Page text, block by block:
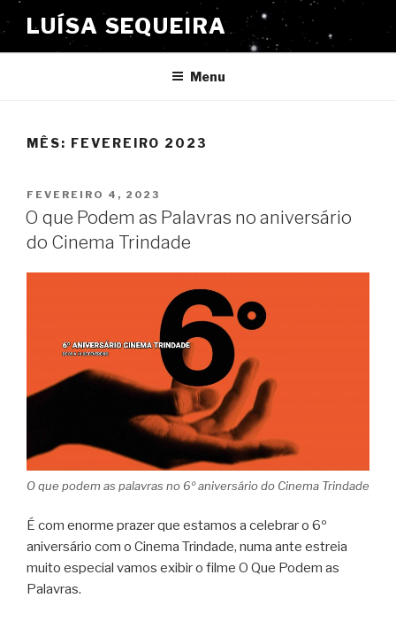
para
o
LUÍSA SEQUEIRA
Menu
MÊS: FEVEREIRO 2023
PUBLICADO
EM
FEVEREIRO 4, 2023
O que Podem as Palavras no aniversário
do Cinema Trindade
O que podem as palavras no 6º aniversário do Cinema Trindade
É com enorme prazer que estamos a celebrar o 6º
aniversário com o Cinema Trindade, numa ante estreia
muito especial vamos exibir o filme O Que Podem as
Palavras.